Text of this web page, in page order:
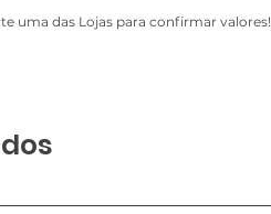
uma das Lojas para confirmar valores!